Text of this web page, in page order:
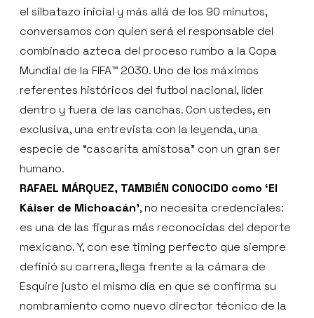
el silbatazo inicial y más allá de los 90 minutos,
conversamos con quien será el responsable del
combinado azteca del proceso rumbo a la Copa
Mundial de la FIFA™ 2030. Uno de los máximos
referentes históricos del futbol nacional, líder
dentro y fuera de las canchas. Con ustedes, en
exclusiva, una entrevista con la leyenda, una
especie de “cascarita amistosa” con un gran ser
humano.
RAFAEL MÁRQUEZ, TAMBIÉN CONOCIDO como ‘El
Káiser de Michoacán’, no necesita credenciales:
es una de las figuras más reconocidas del deporte
mexicano. Y, con ese timing perfecto que siempre
definió su carrera, llega frente a la cámara de
Esquire justo el mismo día en que se confirma su
nombramiento como nuevo director técnico de la